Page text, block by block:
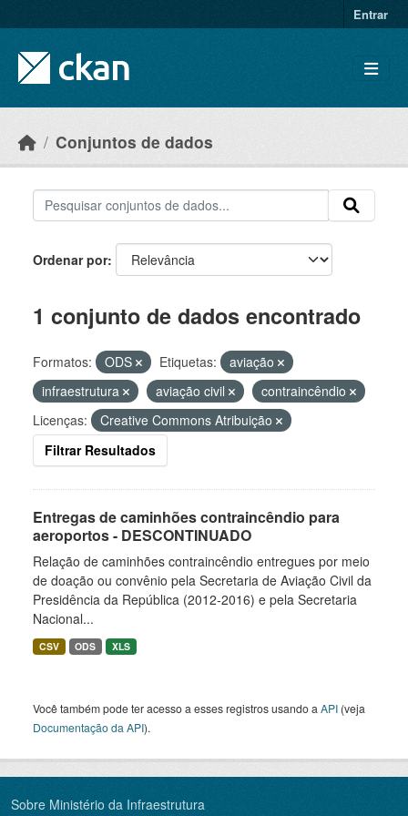
Entrar
Conjuntos de dados
Ordenar por
1 conjunto de dados encontrado
Formatos: ODS Etiquetas:
aviação
infraestrutura
aviação civil
contraincêndio
Licenças:
Creative Commons Atribuição
Filtrar Resultados
Entregas de caminhões contraincêndio para
aeroportos - DESCONTINUADO
Relação de caminhões contraincêndio entregues por meio
de doação ou convênio pela Secretaria de Aviação Civil da
Presidência da República (2012-2016) e pela Secretaria
Nacional...
CSV ODS XLS
Você também pode ter acesso a esses registros usando a API (veja
Documentação da API).
Sobre Ministério da Infraestrutura